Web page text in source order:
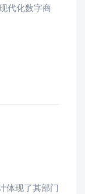
代化数字商
体现了其部门